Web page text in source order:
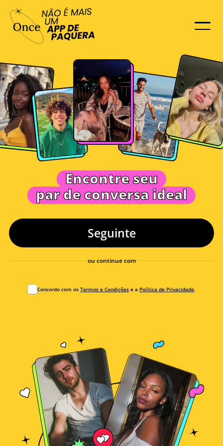
Encontre seu
par de conversa ideal
Seguinte
ou continue com
Concordo com os Termos e Condições e a Política de Privacidade.